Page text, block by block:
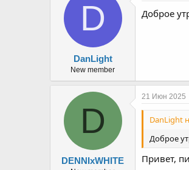
а
л
а
D
DanLight
New member
Доброе
D
DENNIxWHITE
21 Июн 2025
DanLight
Доброе
Привет,